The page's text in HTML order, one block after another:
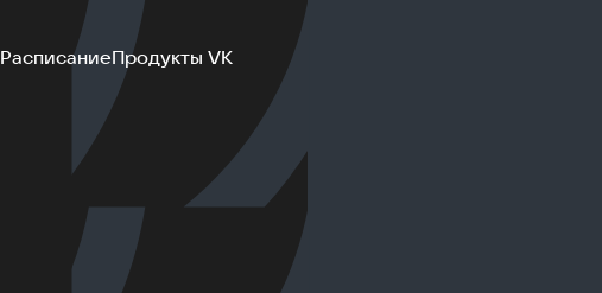
РасписаниеПродукты VK